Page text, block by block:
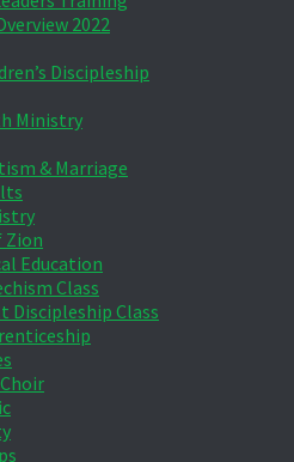
2022
Discipleship
Ministry
& Marriage
Zion
Education
Class
Discipleship Class